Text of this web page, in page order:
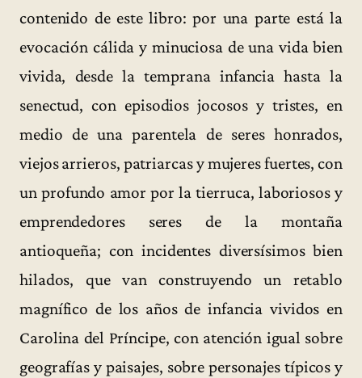
contenido de este libro: por una parte está la
evocación cálida y minuciosa de una vida bien
vivida, desde la temprana infancia hasta la
senectud, con episodios jocosos y tristes, en
medio de una parentela de seres honrados,
viejos arrieros, patriarcas y mujeres fuertes, con
un profundo amor por la tierruca, laboriosos y
emprendedores seres de la montaña
antioqueña; con incidentes diversísimos bien
hilados, que van construyendo un retablo
magnífico de los años de infancia vividos en
Carolina del Príncipe, con atención igual sobre
geografías y paisajes, sobre personajes típicos y